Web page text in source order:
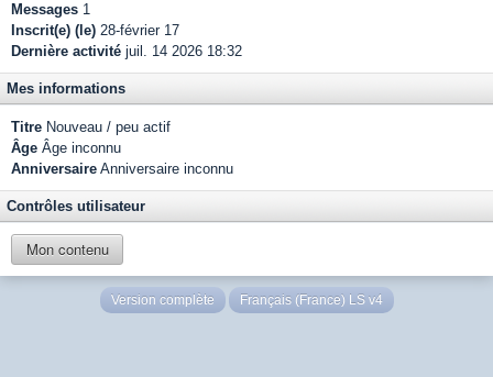
Messages 1
Inscrit(e) (le) 28-février 17
Dernière activité juil. 14 2026 18:32
Mes informations
Titre Nouveau / peu actif
Âge Âge inconnu
Anniversaire Anniversaire inconnu
Contrôles utilisateur
Mon contenu
Version complète Français (France) LS v4